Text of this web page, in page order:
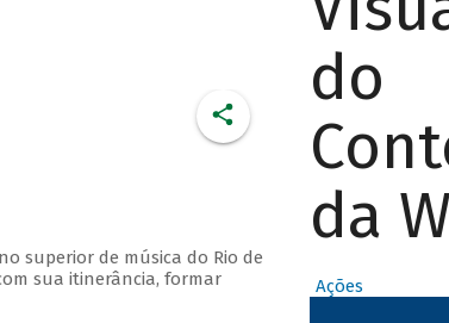
superior de música do Rio de
sua itinerância, formar
do
da
Ações